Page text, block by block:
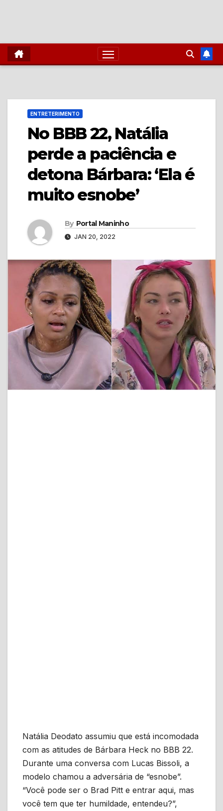
ENTRETERIMENTO
No BBB 22, Natália
perde a paciência e
detona Bárbara: ‘Ela é
muito esnobe’
By Portal Maninho
JAN 20, 2022
Natália Deodato assumiu que está incomodada
com as atitudes de Bárbara Heck no BBB 22.
Durante uma conversa com Lucas Bissoli, a
modelo chamou a adversária de “esnobe”.
“Você pode ser o Brad Pitt e entrar aqui, mas
você tem que ter humildade, entendeu?”,